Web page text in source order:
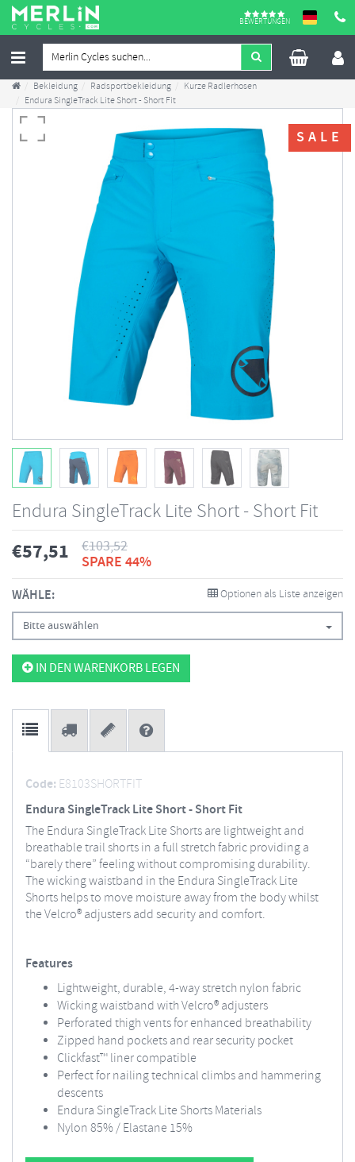
BEWERTUNGEN
Bekleidung Radsportbekleidung
Kurze Radlerhosen
Endura SingleTrack Lite Short - Short Fit
SALE
Endura SingleTrack Lite Short - Short Fit
€57,51 €103,52
SPARE 44%
WÄHLE: Optionen als Liste anzeigen
Bitte auswählen
IN DEN WARENKORB LEGEN
Code: E8103SHORTFIT
Endura SingleTrack Lite Short - Short Fit
The Endura SingleTrack Lite Shorts are lightweight and
breathable trail shorts in a full stretch fabric providing a
“barely there” feeling without compromising durability.
The wicking waistband in the Endura SingleTrack Lite
Shorts helps to move moisture away from the body whilst
the Velcro® adjusters add security and comfort.
Features
Lightweight, durable, 4-way stretch nylon fabric
Wicking waistband with Velcro® adjusters
Perforated thigh vents for enhanced breathability
Zipped hand pockets and rear security pocket
Clickfast™ liner compatible
Perfect for nailing technical climbs and hammering
descents
Endura SingleTrack Lite Shorts Materials
Nylon 85% / Elastane 15%